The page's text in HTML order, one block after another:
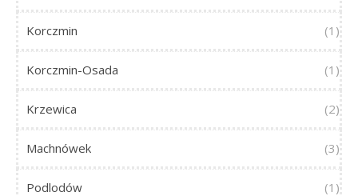
Korczmin (1)
Korczmin-Osada (1)
Krzewica (2)
Machnówek (3)
Podlodów (1)